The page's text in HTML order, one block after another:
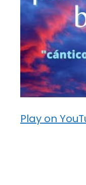
Play on